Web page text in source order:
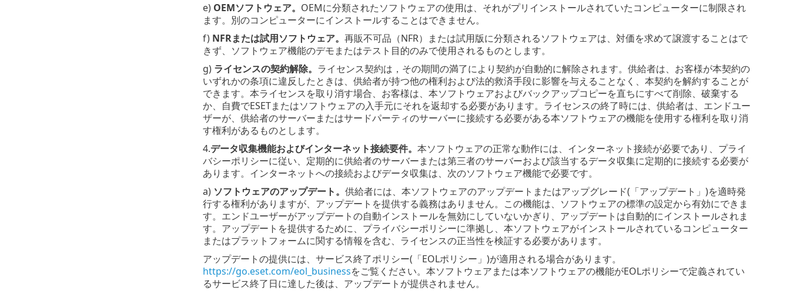
e) OEMソフトウェア。 OEMに分類されたソフトウェアの使用は、それがプリインストールされていたコンピューターに制限され
ます。別のコンピューターにインストールすることはできません。
f) NFRまたは試用ソフトウェア。 再販不可品（NFR）または試用版に分類されるソフトウェアは、対価を求めて譲渡することはで
きず、ソフトウェア機能のデモまたはテスト目的のみで使用されるものとします。
g) ライセンスの契約解除。 ライセンス契約は，その期間の満了により契約が自動的に解除されます。供給者は、お客様が本契約の
いずれかの条項に違反したときは、供給者が持つ他の権利および法的救済手段に影響を与えることなく、本契約を解約することが
できます。本ライセンスを取り消す場合、お客様は、本ソフトウェアおよびバックアップコピーを直ちにすべて削除、破棄する
か、自費でESETまたはソフトウェアの入手元にそれを返却する必要があります。ライセンスの終了時には、供給者は、エンドユー
ザーが、供給者のサーバーまたはサードパーティのサーバーに接続する必要がある本ソフトウェアの機能を使用する権利を取り消
す権利があるものとします。
4.データ収集機能およびインターネット接続要件。 本ソフトウェアの正常な動作には、インターネット接続が必要であり、プライ
バシーポリシーに従い、定期的に供給者のサーバーまたは第三者のサーバーおよび該当するデータ収集に定期的に接続する必要が
あります。インターネットへの接続およびデータ収集は、次のソフトウェア機能で必要です。
a) ソフトウェアのアップデート。 供給者には、本ソフトウェアのアップデートまたはアップグレード(「アップデート」)を適時発
行する権利がありますが、アップデートを提供する義務はありません。この機能は、ソフトウェアの標準の設定から有効にできま
す。エンドユーザーがアップデートの自動インストールを無効にしていないかぎり、アップデートは自動的にインストールされま
す。アップデートを提供するために、プライバシーポリシーに準拠し、本ソフトウェアがインストールされているコンピューター
またはプラットフォームに関する情報を含む、ライセンスの正当性を検証する必要があります。
アップデートの提供には、サービス終了ポリシー(「EOLポリシー」)が適用される場合があります。
https://go.eset.com/eol_businessをご覧ください。本ソフトウェアまたは本ソフトウェアの機能がEOLポリシーで定義されてい
るサービス終了日に達した後は、アップデートが提供されません。